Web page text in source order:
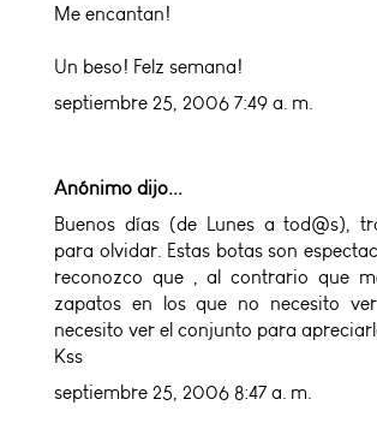
Me encantan!
Un beso! Felz semana!
septiembre 25, 2006 7:49 a. m.
Anónimo dijo...
Buenos días (de Lunes a tod@s),
para olvidar. Estas botas son
reconozco que , al contrario que
zapatos en los que no necesito
necesito ver el conjunto para
Kss
septiembre 25, 2006 8:47 a. m.